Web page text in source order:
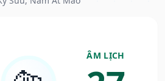
ÂM LỊCH